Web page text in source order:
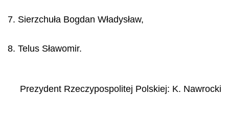
7. Sierzchuła Bogdan Władysław,
8. Telus Sławomir.
Prezydent Rzeczypospolitej Polskiej: K. Nawrocki